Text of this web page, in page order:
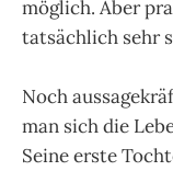
möglich. Aber
tatsächlich sehr
Noch
man sich die
Seine erste